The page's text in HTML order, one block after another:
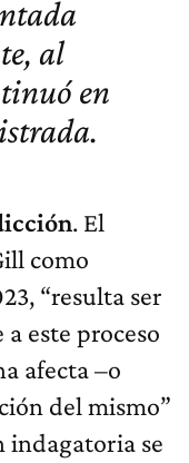
al
en
. El
como
“resulta ser
este proceso
afecta –o
del mismo”
indagatoria se